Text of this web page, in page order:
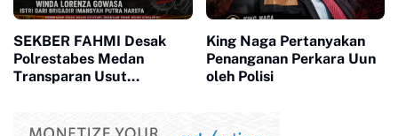
SEKBER FAHMI Desak
Polrestabes Medan
Transparan Usut
King Naga Pertanyakan
Penanganan Perkara Uun
oleh Polisi